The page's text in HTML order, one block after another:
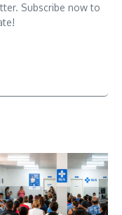
Subscribe now to